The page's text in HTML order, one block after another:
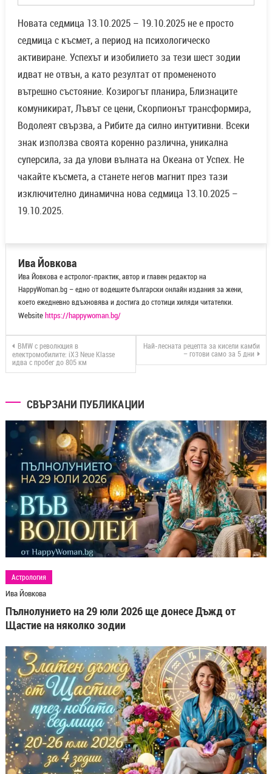
Новата седмица 13.10.2025 – 19.10.2025 не е просто
седмица с късмет, а период на психологическо
активиране. Успехът и изобилието за тези шест зодии
идват не отвън, а като резултат от промененото
вътрешно състояние. Козирогът планира, Близнаците
комуникират, Лъвът се цени, Скорпионът трансформира,
Водолеят свързва, а Рибите да силно интуитивни. Всеки
знак използва своята коренно различна, уникална
суперсила, за да улови вълната на Океана от Успех. Не
чакайте късмета, а станете негов магнит през тази
изключително динамична нова седмица 13.10.2025 –
19.10.2025.
Ива Йовкова
Ива Йовкова е астролог-практик, автор и главен редактор на
HappyWoman.bg – едно от водещите български онлайн издания за жени,
което ежедневно вдъхновява и достига до стотици хиляди читателки.
Websitehttps://happywoman.bg/
BMW с революция в
електромобилите: iX3 Neue Klasse
идва с пробег до 805 км
Най-лесната рецепта за кисели камби
– готови само за 5 дни
СВЪРЗАНИ ПУБЛИКАЦИИ
Астрология
Ива Йовкова
Пълнолунието на 29 юли 2026 ще донесе Дъжд от
Щастие на няколко зодии